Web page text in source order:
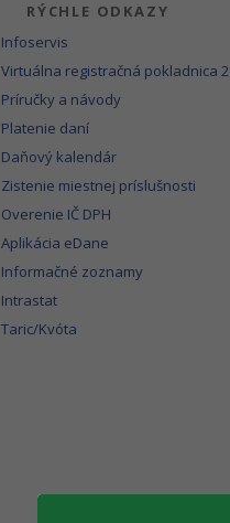
RÝCHLE ODKAZY
Infoservis
Virtuálna registračná pokladnica 2
Príručky a návody
Platenie daní
Daňový kalendár
Zistenie miestnej príslušnosti
Overenie IČ DPH
Aplikácia eDane
Informačné zoznamy
Intrastat
Taric/Kvóta